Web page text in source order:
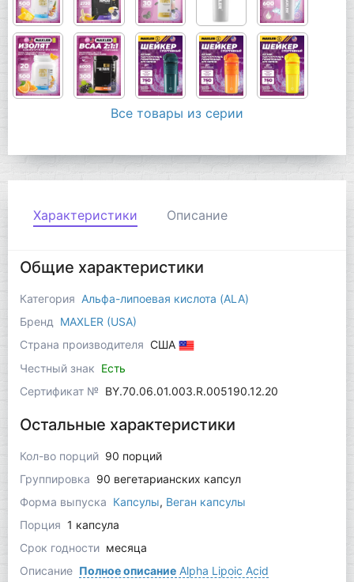
Все товары из серии
Характеристики Описание
Общие характеристики
Категория Альфа-липоевая кислота (ALA)
Бренд
MAXLER (USA)
Страна производителя США
Честный знак Есть
Сертификат № BY.70.06.01.003.R.005190.12.20
Остальные характеристики
Кол-во порций 90 порций
Группировка 90 вегетарианских капсул
Форма выпуска Капсулы, Веган капсулы
Порция 1 капсула
Срок годности месяца
Описание Полное описаниеAlpha Lipoic Acid